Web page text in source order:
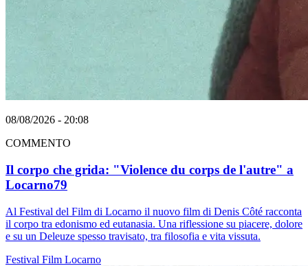
08/08/2026 - 20:08
COMMENTO
Il corpo che grida: "Violence du corps de l'autre" a
Locarno79
Al Festival del Film di Locarno il nuovo film di Denis Côté racconta
il corpo tra edonismo ed eutanasia. Una riflessione su piacere, dolore
e su un Deleuze spesso travisato, tra filosofia e vita vissuta.
Festival Film Locarno